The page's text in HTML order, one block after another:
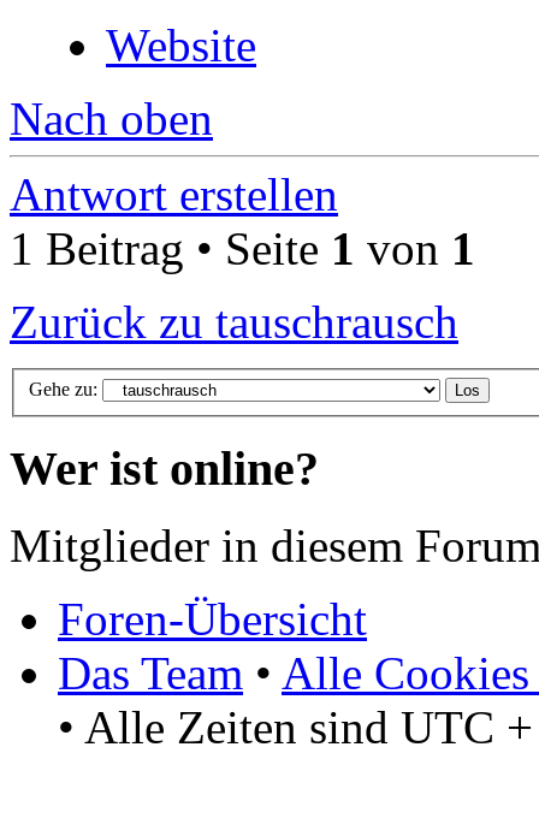
Website
Nach oben
Antwort erstellen
1 Beitrag • Seite 1 von 1
Zurück zu tauschrausch
Gehe zu:
Wer ist online?
Mitglieder in diesem
Foren-Übersicht
Das Team • Alle Cookies
• Alle Zeiten sind UTC